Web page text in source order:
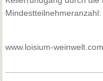
www.loisium-weinwelt.com